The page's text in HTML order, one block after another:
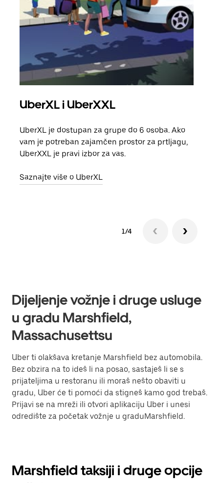
UberXL i UberXXL
UberXL je dostupan za grupe do 6 osoba. Ako
vam je potreban zajamčen prostor za prtljagu,
UberXXL je pravi izbor za vas.
Saznajte više o UberXL
1/4
Dijeljenje vožnje i druge usluge
u gradu Marshfield,
Massachusettsu
Uber ti olakšava kretanje Marshfield bez automobila.
Bez obzira na to ideš li na posao, sastaješ li se s
prijateljima u restoranu ili moraš nešto obaviti u
gradu, Uber će ti pomoći da stigneš kamo god trebaš.
Prijavi se na mreži ili otvori aplikaciju Uber i unesi
odredište za početak vožnje u graduMarshfield.
Marshfield taksiji i druge opcije